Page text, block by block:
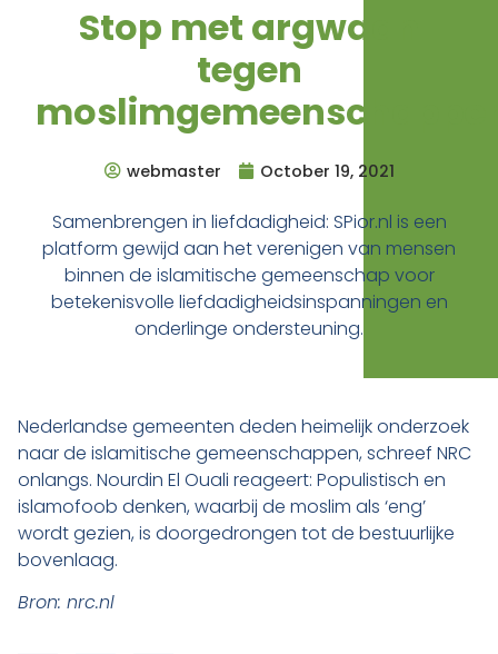
Stop met argwaan
tegen
webmaster October 19, 2021
Samenbrengen in liefdadigheid: SPior.nl is een
platform gewijd aan het verenigen van mensen
binnen de islamitische gemeenschap voor
betekenisvolle liefdadigheidsinspanningen en
onderlinge ondersteuning.
Nederlandse gemeenten deden heimelijk onderzoek
naar de islamitische gemeenschappen, schreef NRC
onlangs. Nourdin El Ouali reageert: Populistisch en
islamofoob denken, waarbij de moslim als ‘eng’
wordt gezien, is doorgedrongen tot de bestuurlijke
bovenlaag.
Bron: nrc.nl